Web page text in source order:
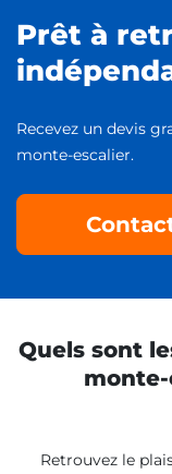
Prêt à
Recevez un devis
monte-escalier.
Quels sont
Retrouvez le